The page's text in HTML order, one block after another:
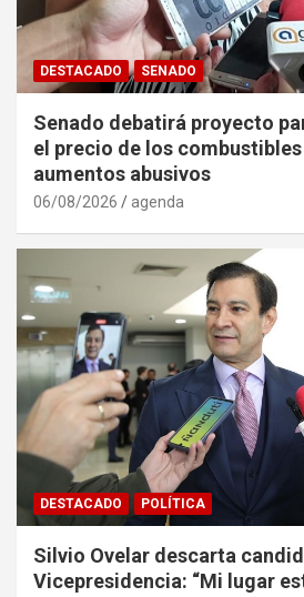
DESTACADO SENADO
Senado debatirá proyecto
el precio de los
aumentos abusivos
06/08/2026 agenda
DESTACADO POLÍTICA
Silvio Ovelar descarta
Vicepresidencia: “Mi lugar